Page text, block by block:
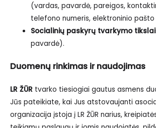
(vardas, pavardė, pareigos,
telefono numeris, elektroninio
Socialinių paskyrų tvarkymo
pavardė).
Duomenų rinkimas ir naudojimas
LR ŽŪR tvarko tiesiogiai gautus asmens
Jūs pateikiate, kai Jus atstovaujanti
organizacija įstoja į LR ŽŪR narius, kreipiatės